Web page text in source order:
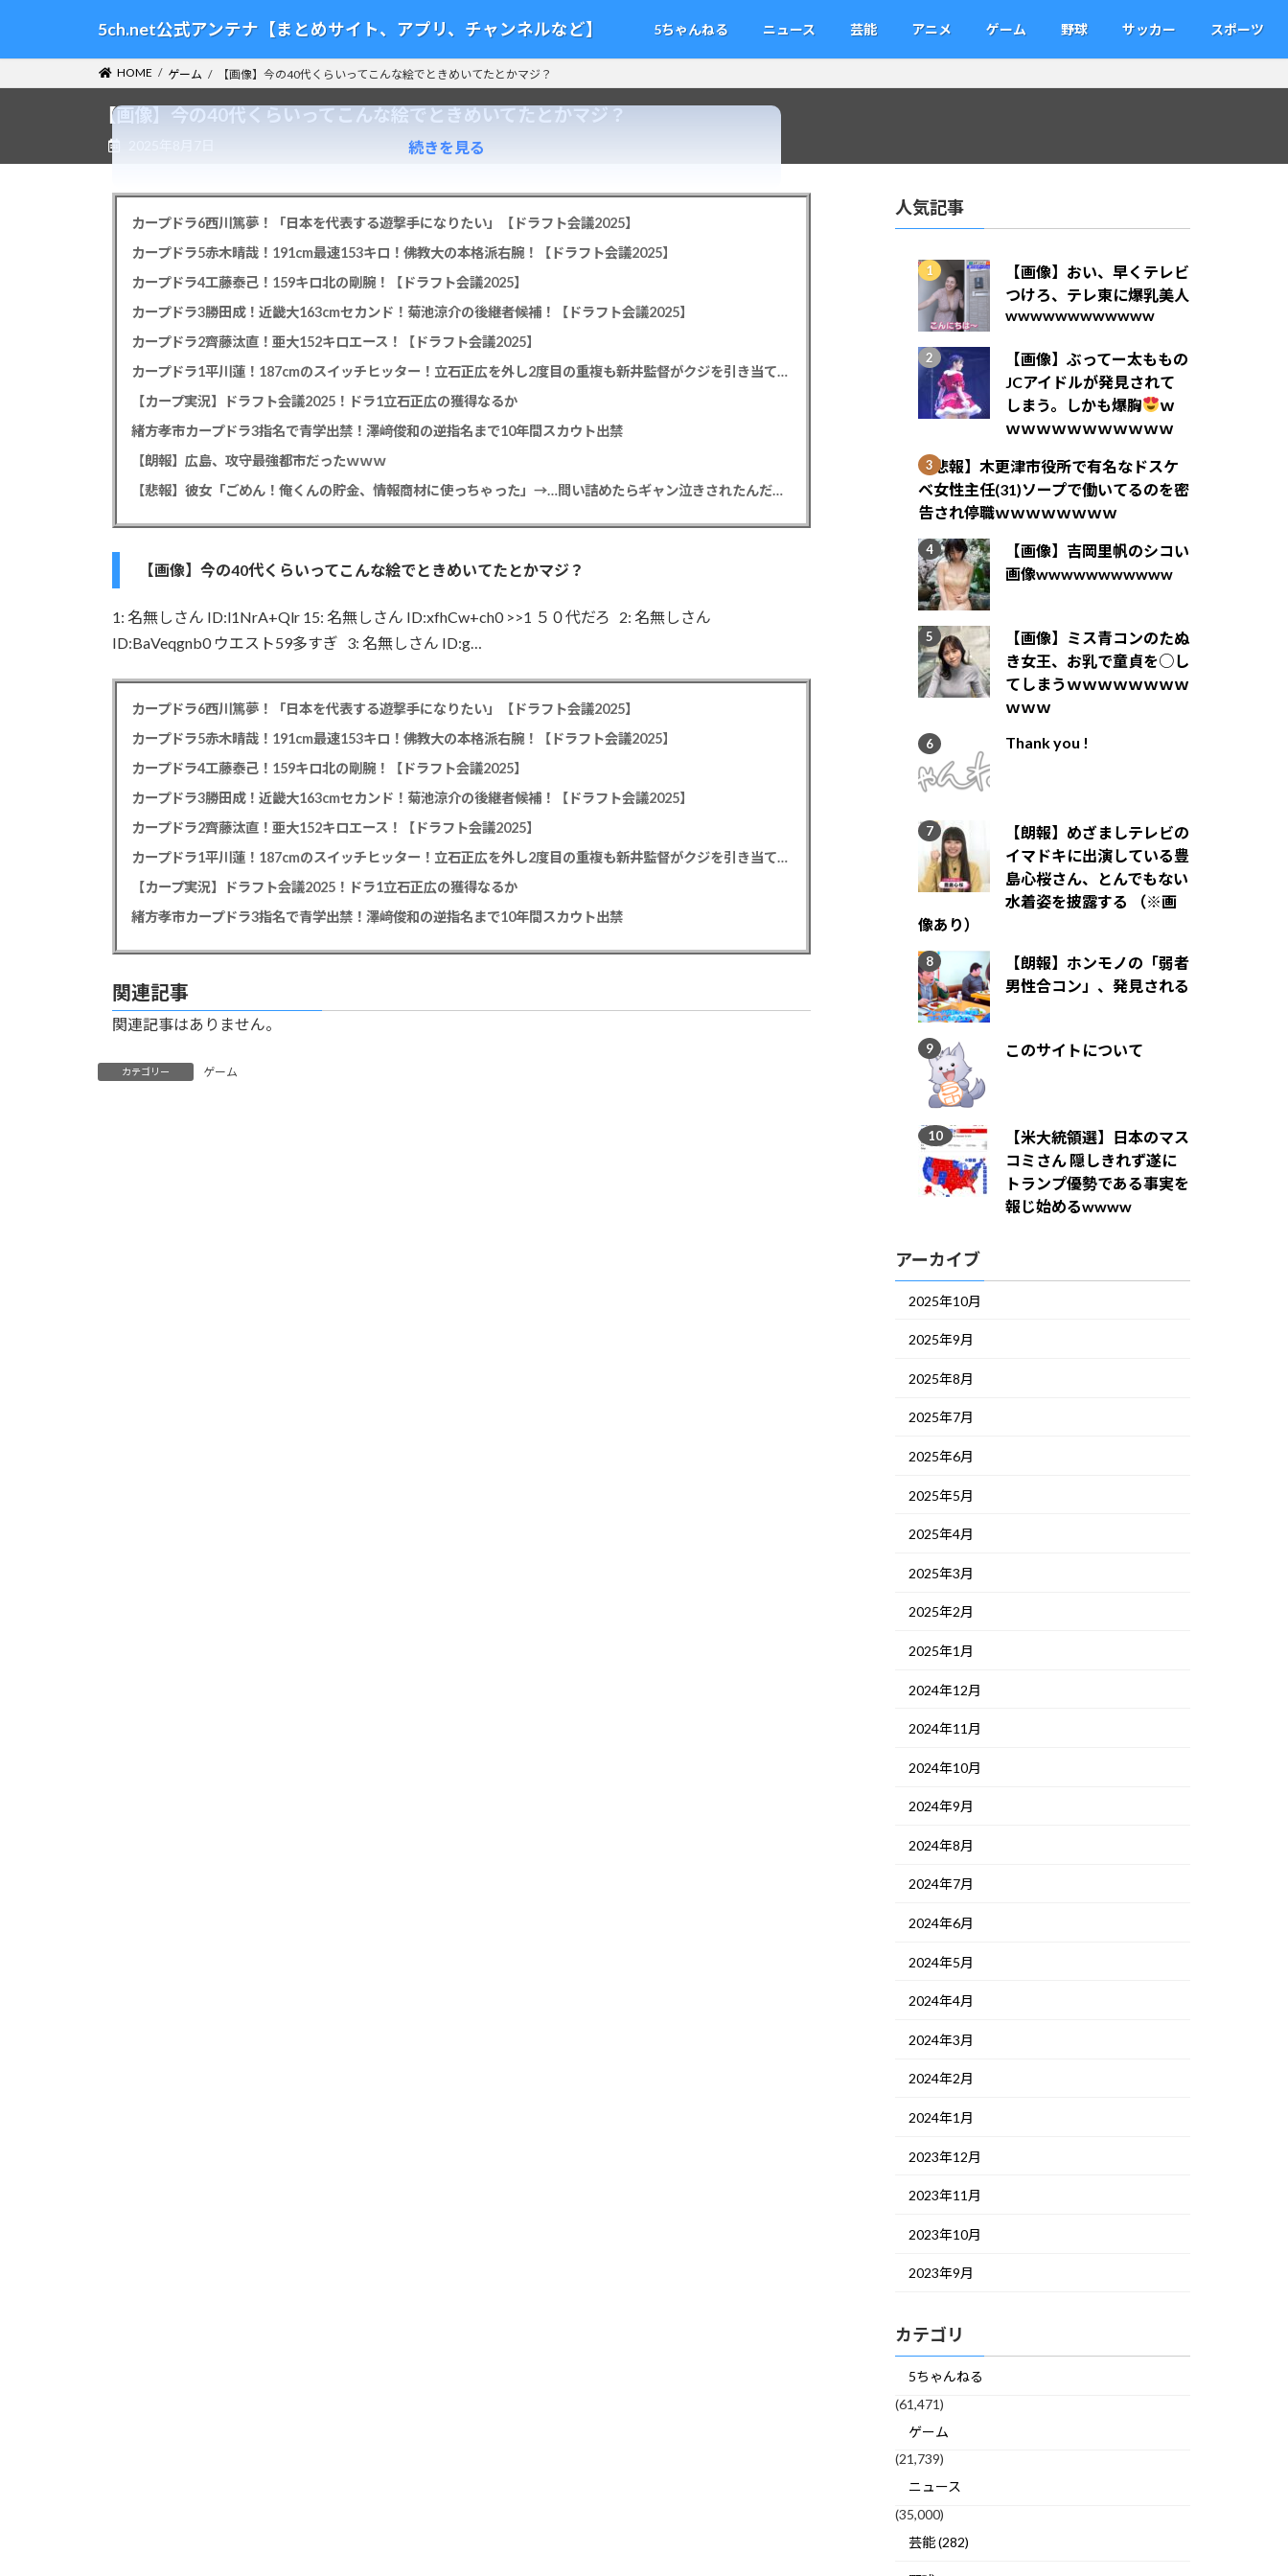
テ
ゲ
5ch.net公式アンテナ【まとめサイト、アプリ、チャンネルなど】 5ちゃんねる ニュース 芸能 アニメ ゲーム 野球 サッカー スポーツ
HOME ゲーム 【画像】今の40代くらいってこんな絵でときめいてたとかマジ？
【画像】今の40代くらいってこんな絵でときめいてたとかマジ？
カープドラ6西川篤夢！「日本を代表する遊撃手になりたい」【ドラフト会議2025】
カープドラ5赤木晴哉！191cm最速153キロ！佛教大の本格派右腕！【ドラフト会議2025】
カープドラ4工藤泰己！159キロ北の剛腕！【ドラフト会議2025】
カープドラ3勝田成！近畿大163cmセカンド！菊池涼介の後継者候補！【ドラフト会議2025】
カープドラ2齊藤汰直！亜大152キロエース！【ドラフト会議2025】
カープドラ1平川蓮！187cmのスイッチヒッター！立石正広を外し2度目の重複も新井監督がクジを引き当てる！【ドラフト会議2025】
【カープ実況】ドラフト会議2025！ドラ1立石正広の獲得なるか
緒方孝市カープドラ3指名で青学出禁！澤﨑俊和の逆指名まで10年間スカウト出禁
【朗報】広島、攻守最強都市だったｗｗｗ
【悲報】彼女「ごめん！俺くんの貯金、情報商材に使っちゃった」→…問い詰めたらギャン泣きされたんだが俺が悪いのか？
【画像】今の40代くらいってこんな絵でときめいてたとかマジ？
1: 名無しさん ID:l1NrA+Qlr 15: 名無しさん ID:xfhCw+ch0 >>1 ５０代だろ 2: 名無しさん
ID:BaVeqgnb0 ウエスト59多すぎ 3: 名無しさん ID:g…
続きを見る
カープドラ6西川篤夢！「日本を代表する遊撃手になりたい」【ドラフト会議2025】
カープドラ5赤木晴哉！191cm最速153キロ！佛教大の本格派右腕！【ドラフト会議2025】
カープドラ4工藤泰己！159キロ北の剛腕！【ドラフト会議2025】
カープドラ3勝田成！近畿大163cmセカンド！菊池涼介の後継者候補！【ドラフト会議2025】
カープドラ2齊藤汰直！亜大152キロエース！【ドラフト会議2025】
カープドラ1平川蓮！187cmのスイッチヒッター！立石正広を外し2度目の重複も新井監督がクジを引き当てる！【ドラフト会議2025】
【カープ実況】ドラフト会議2025！ドラ1立石正広の獲得なるか
緒方孝市カープドラ3指名で青学出禁！澤﨑俊和の逆指名まで10年間スカウト出禁
関連記事
関連記事はありません。
カテゴリー ゲーム
人気記事
【画像】おい、早くテレビ
つけろ、テレ東に爆乳美人
wwwwwwwwwwww
【画像】ぶってー太ももの
JCアイドルが発見されて
しまう。しかも爆胸
ｗ
ｗｗｗｗｗｗｗｗｗｗｗ
【悲報】木更津市役所で有名なドスケ
ベ女性主任(31)ソープで働いてるのを密
告され停職ｗｗｗｗｗｗｗｗ
【画像】吉岡里帆のシコい
画像wwwwwwwwwww
【画像】ミス青コンのたぬ
き女王、お乳で童貞を○し
てしまうｗｗｗｗｗｗｗｗ
ｗｗｗ
Thank you !
【朗報】めざましテレビの
イマドキに出演している豊
島心桜さん、とんでもない
水着姿を披露する （※画
像あり）
【朗報】ホンモノの「弱者
男性合コン」、発見される
このサイトについて
【米大統領選】日本のマス
コミさん 隠しきれず遂に
トランプ優勢である事実を
報じ始めるwwww
アーカイブ
2025年10月
2025年9月
2025年8月
2025年7月
2025年6月
2025年5月
2025年4月
2025年3月
2025年2月
2025年1月
2024年12月
2024年11月
2024年10月
2024年9月
2024年8月
2024年7月
2024年6月
2024年5月
2024年4月
2024年3月
2024年2月
2024年1月
2023年12月
2023年11月
2023年10月
2023年9月
カテゴリ
5ちゃんねる
(61,471)
ゲーム
(21,739)
ニュース
(35,000)
芸能 (282)